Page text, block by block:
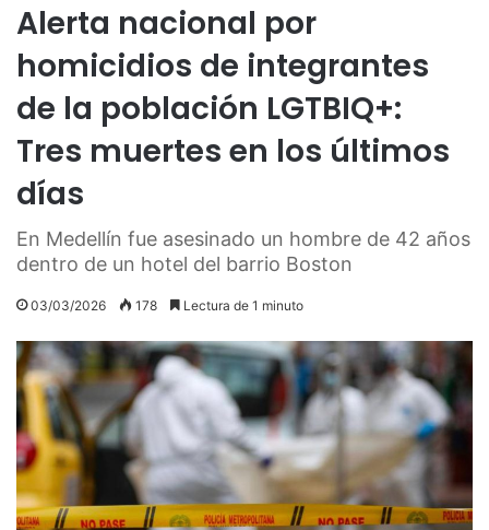
Alerta nacional por
homicidios de integrantes
de la población LGTBIQ+:
Tres muertes en los últimos
días
En Medellín fue asesinado un hombre de 42 años
dentro de un hotel del barrio Boston
03/03/2026 178 Lectura de 1 minuto